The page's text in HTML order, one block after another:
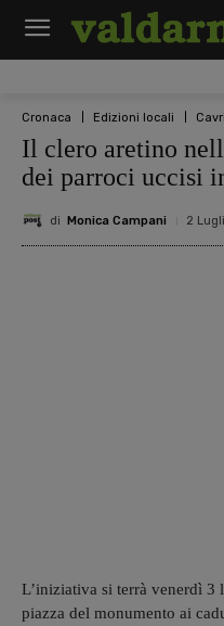
Cronaca Edizioni locali
Il clero aretino
dei parroci uccisi
di Monica Campani 2
L’iniziativa si terrà venerdì
piazza del monumento ai